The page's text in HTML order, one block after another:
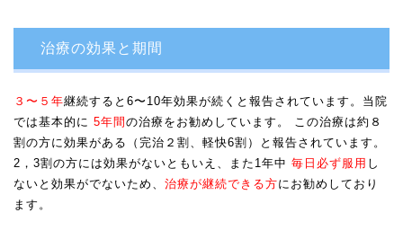
治療の効果と期間
３〜５年継続すると6〜10年効果が続くと報告されています。当院
では基本的に 5年間 の治療をお勧めしています。 この治療は約８
割の方に効果がある（完治２割、軽快6割）と報告されています。
2，3割の方には効果がないともいえ、また1年中 毎日必ず服用 し
ないと効果がでないため、 治療が継続できる方にお勧めしており
ます。